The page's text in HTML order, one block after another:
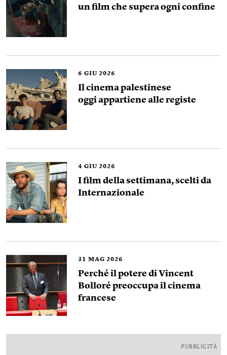
un film che supera ogni confine
6 GIU 2026
Il cinema palestinese
oggi appartiene alle registe
4 GIU 2026
I film della settimana, scelti da
Internazionale
31 MAG 2026
Perché il potere di Vincent
Bolloré preoccupa il cinema
francese
PUBBLICITÀ